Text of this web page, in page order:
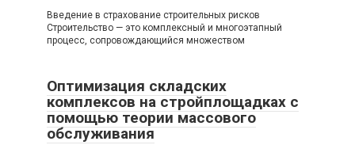
Введение в страхование строительных рисков
Строительство — это комплексный и многоэтапный
процесс, сопровождающийся множеством
Оптимизация складских
комплексов на стройплощадках с
помощью теории массового
обслуживания